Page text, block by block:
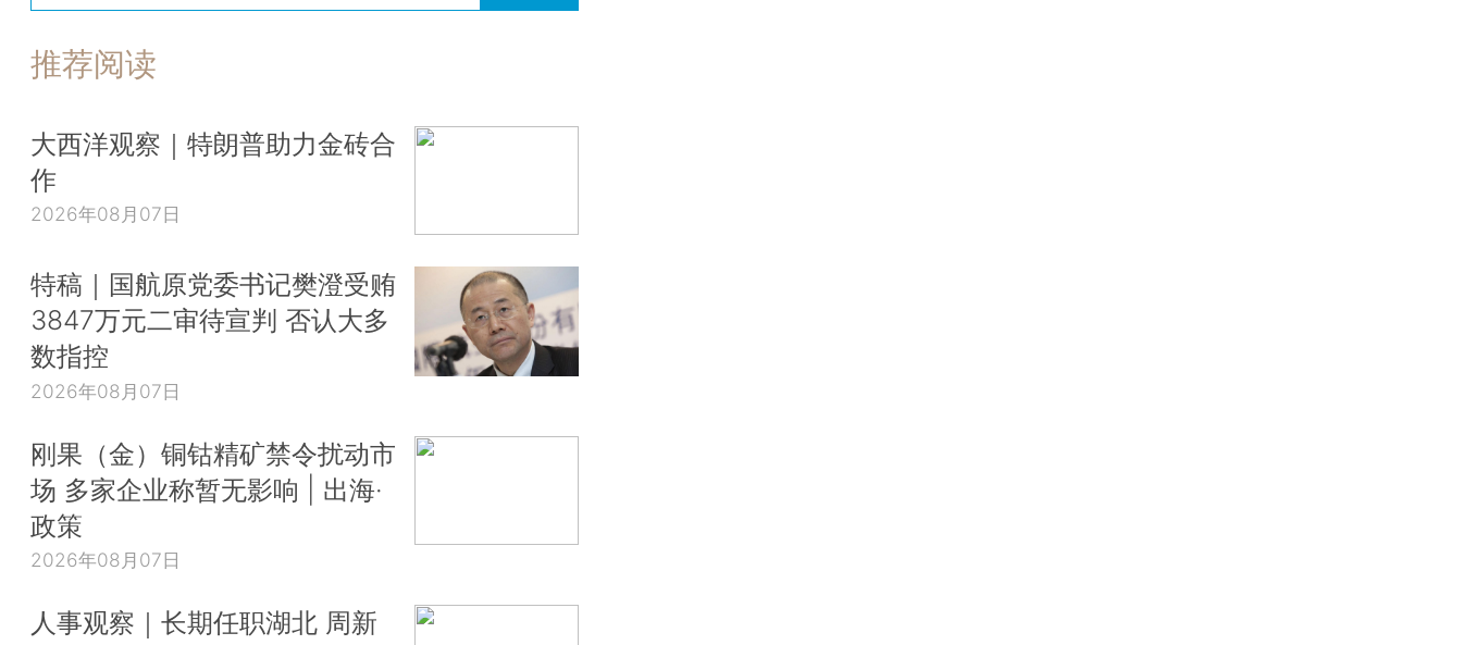
推荐阅读
大西洋观察｜特朗普助力金砖合
作
2026年08月07日
特稿｜国航原党委书记樊澄受贿
3847万元二审待宣判 否认大多
数指控
2026年08月07日
刚果（金）铜钴精矿禁令扰动市
场 多家企业称暂无影响 | 出海·
政策
2026年08月07日
人事观察｜长期任职湖北 周新